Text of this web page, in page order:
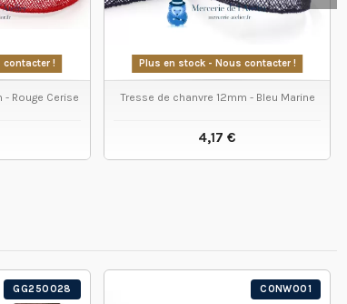
contacter !
- Rouge Cerise
PRODUIT
Plus en stock - Nous contacter !
Tresse de chanvre 12mm - Bleu Marine
4,17 €
VOIR LE PRODUIT
GG250028 CONW001